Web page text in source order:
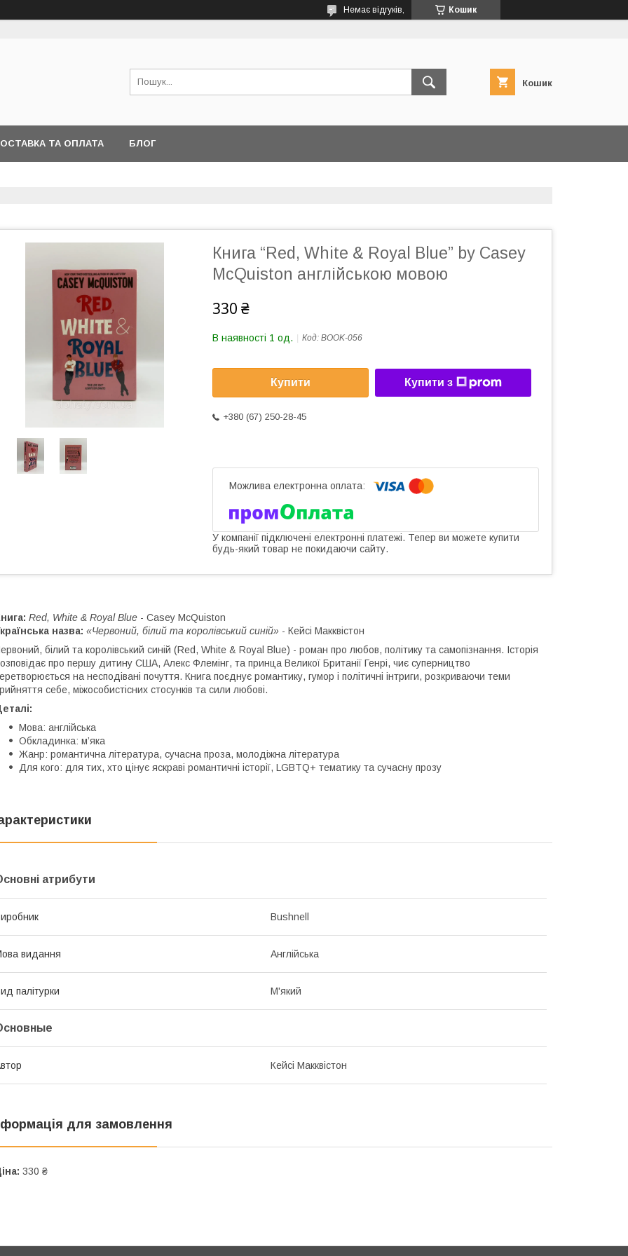
Кошик
Немає відгуків,
Кошик
ТА ОПЛАТА БЛОГ
Книга “Red, White & Royal Blue” by Casey
McQuiston англійською мовою
330 ₴
В наявності 1 од. Код: BOOK-056
Купити Купити з
+380 (67) 250-28-45
У компанії підключені електронні платежі. Тепер ви можете купити
будь-який товар не покидаючи сайту.
Red, White & Royal Blue - Casey McQuiston
назва: «Червоний, білий та королівський синій» - Кейсі Макквістон
білий та королівський синій (Red, White & Royal Blue) - роман про любов, політику та самопізнання. Історія
про першу дитину США, Алекс Флемінг, та принца Великої Британії Генрі, чиє суперництво
на несподівані почуття. Книга поєднує романтику, гумор і політичні інтриги, розкриваючи теми
себе, міжособистісних стосунків та сили любові.
Мова: англійська
Обкладинка: м’яка
Жанр: романтична література, сучасна проза, молодіжна література
Для кого: для тих, хто цінує яскраві романтичні історії, LGBTQ+ тематику та сучасну прозу
атрибути
Bushnell
видання Англійська
палітурки М'який
Кейсі Макквістон
для замовлення
330 ₴